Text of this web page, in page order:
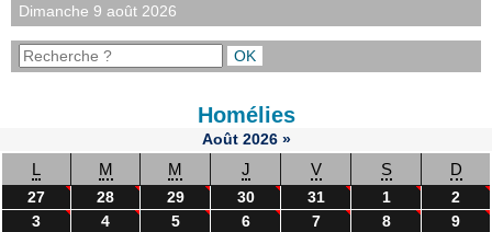
Dimanche 9 août 2026
Homélies
Août 2026 »
L M M J V S D
27 28 29 30 31 1
2
3
4 5 6 7 8
9